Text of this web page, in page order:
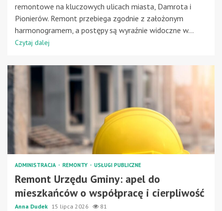
remontowe na kluczowych ulicach miasta, Damrota i
Pionierów. Remont przebiega zgodnie z założonym
harmonogramem, a postępy są wyraźnie widoczne w...
Czytaj dalej
ADMINISTRACJA REMONTY USŁUGI PUBLICZNE
Remont Urzędu Gminy: apel do
mieszkańców o współpracę i cierpliwość
Anna Dudek 15 lipca 2026 81